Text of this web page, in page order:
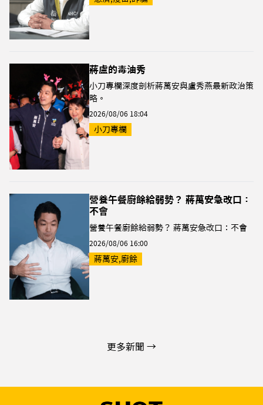
蔣盧的毒油秀
小刀專欄深度剖析蔣萬安與盧秀燕最新政治策
略。
2026/08/06 18:04
小刀專欄
營養午餐廚餘給弱勢？ 蔣萬安急改口：
不會
營養午餐廚餘給弱勢？ 蔣萬安急改口：不會
2026/08/06 16:00
蔣萬安,廚餘
更多新聞 →